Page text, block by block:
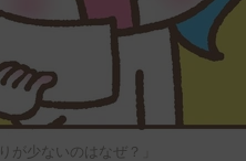
が少ないのはなぜ？」